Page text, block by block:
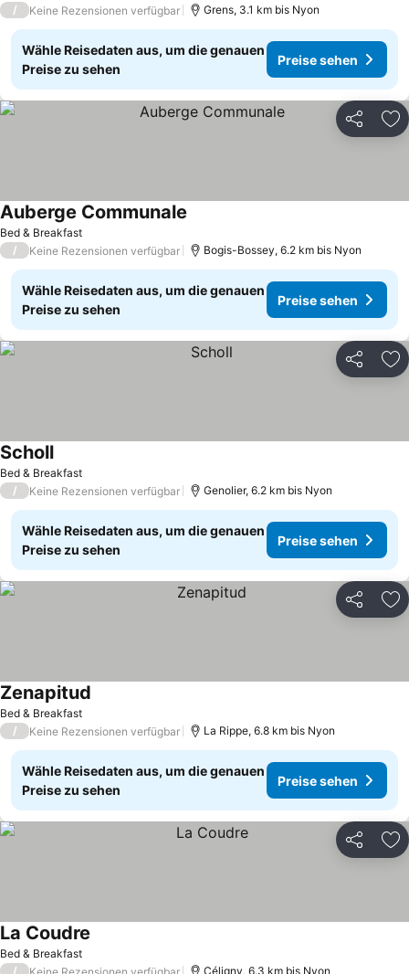
/ Keine Rezensionen verfügbar Grens, 3.1 km bis Nyon
Wähle Reisedaten aus, um die genauen
Preise zu sehen
Preise sehen
Teilen
Bed & Breakfast
Auberge Communale
/ Keine Rezensionen verfügbar Bogis-Bossey, 6.2 km bis Nyon
Wähle Reisedaten aus, um die genauen
Preise zu sehen
Preise sehen
Teilen
Bed & Breakfast
Scholl
/ Keine Rezensionen verfügbar Genolier, 6.2 km bis Nyon
Wähle Reisedaten aus, um die genauen
Preise zu sehen
Preise sehen
Teilen
Bed & Breakfast
Zenapitud
/ Keine Rezensionen verfügbar La Rippe, 6.8 km bis Nyon
Wähle Reisedaten aus, um die genauen
Preise zu sehen
Preise sehen
Teilen
Bed & Breakfast
La Coudre
/ Keine Rezensionen verfügbar Céligny, 6.3 km bis Nyon